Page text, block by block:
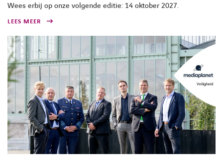
Wees erbij op onze volgende editie: 14 oktober 2027.
LEES MEER